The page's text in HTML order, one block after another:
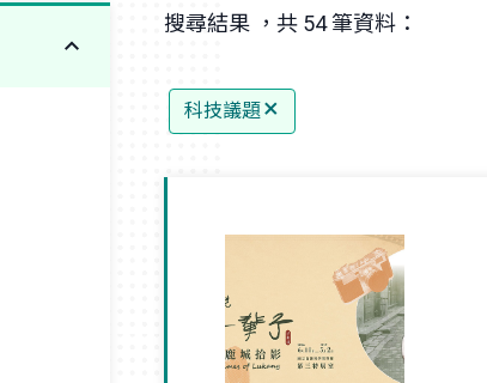
搜尋結果 ，共 54 筆資料：
科技議題